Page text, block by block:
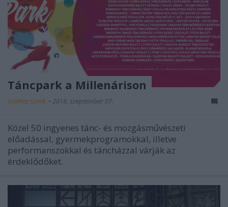
Táncpark a Millenárison
szinhaz szerk. • 2018. szeptember 07.
Közel 50 ingyenes tánc- és mozgásművészeti
előadással, gyermekprogramokkal, illetve
performanszokkal és táncházzal várják az
érdeklődőket.